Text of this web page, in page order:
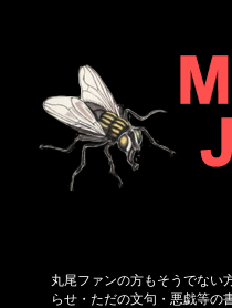
丸尾ファンの方もそうでない
らせ・ただの文句・悪戯等の